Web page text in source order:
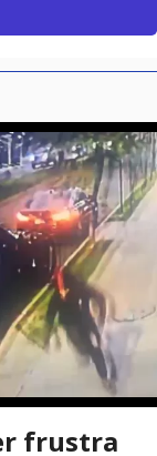
frustra